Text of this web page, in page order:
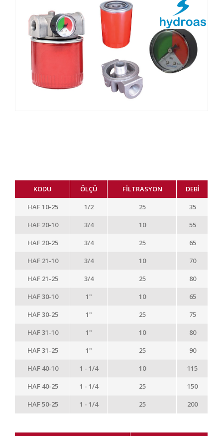
KODU ÖLÇÜ FİLTRASYON
DEBİ
HAF 10-25
1/2 25
35
HAF 20-10
3/4 10
55
HAF 20-25
3/4 25
65
HAF 21-10
3/4 10
70
HAF 21-25
3/4 25
80
HAF 30-10
1" 10
65
HAF 30-25
1" 25
75
HAF 31-10
1" 10
80
HAF 31-25
1" 25
90
HAF 40-10
1 - 1/4 10
115
HAF 40-25
1 - 1/4 25
150
HAF 50-25
1 - 1/4 25 200